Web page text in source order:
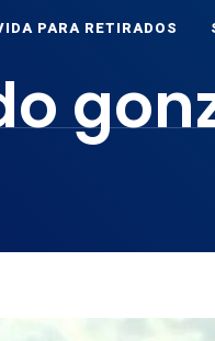
PARA RETIRADOS